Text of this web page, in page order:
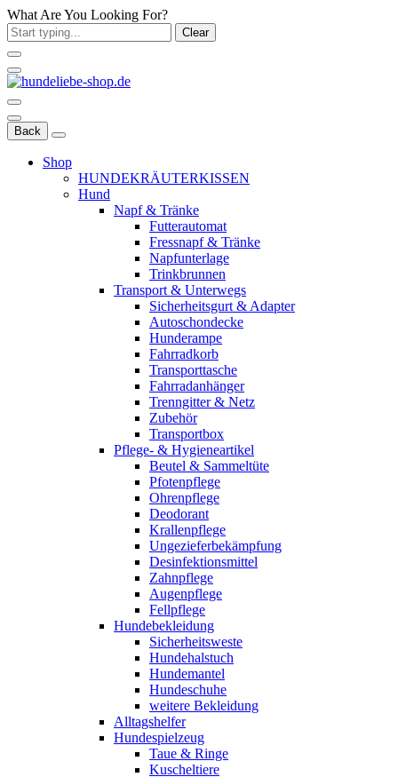
What Are You Looking For?
Clear
Back
Shop
HUNDEKRÄUTERKISSEN
Hund
Napf & Tränke
Futterautomat
Fressnapf & Tränke
Napfunterlage
Trinkbrunnen
Transport & Unterwegs
Sicherheitsgurt & Adapter
Autoschondecke
Hunderampe
Fahrradkorb
Transporttasche
Fahrradanhänger
Trenngitter & Netz
Zubehör
Transportbox
Pflege- & Hygieneartikel
Beutel & Sammeltüte
Pfotenpflege
Ohrenpflege
Deodorant
Krallenpflege
Ungezieferbekämpfung
Desinfektionsmittel
Zahnpflege
Augenpflege
Fellpflege
Hundebekleidung
Sicherheitsweste
Hundehalstuch
Hundemantel
Hundeschuhe
weitere Bekleidung
Alltagshelfer
Hundespielzeug
Taue & Ringe
Kuscheltiere